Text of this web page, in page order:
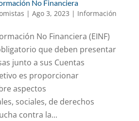
No Financiera
| Ago 3, 2023 | Información
No Financiera (EINF)
que deben presentar
junto a sus Cuentas
es proporcionar
aspectos
sociales, de derechos
contra la...